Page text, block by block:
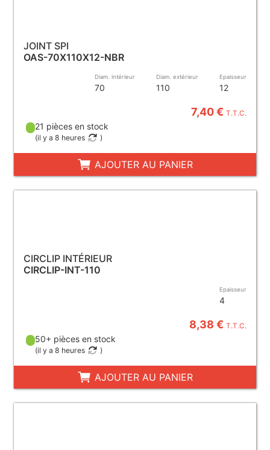
JOINT SPI
OAS-70X110X12-NBR
Diam. intérieur
70
Diam. extérieur
110
Epaisseur
12
7,40 €T.T.C.
21 pièces en stock
(il y a 8 heures )
AJOUTER AU PANIER
CIRCLIP INTÉRIEUR
CIRCLIP-INT-110
Epaisseur
4
8,38 €T.T.C.
50+ pièces en stock
(il y a 8 heures )
AJOUTER AU PANIER